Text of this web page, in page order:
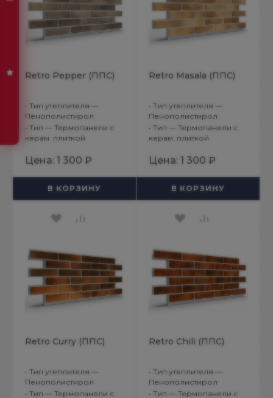
Retro Pepper (ППС)
• Тип утеплителя —
Пенополистирол
• Тип — Термопанели с
керам. плиткой
Цена: 1 300 ₽
В КОРЗИНУ
Retro Masala (ППС)
• Тип утеплителя —
Пенополистирол
• Тип — Термопанели с
керам. плиткой
Цена: 1 300 ₽
В КОРЗИНУ
Retro Curry (ППС)
• Тип утеплителя —
Пенополистирол
• Тип — Термопанели с
Retro Chili (ППС)
• Тип утеплителя —
Пенополистирол
• Тип — Термопанели с